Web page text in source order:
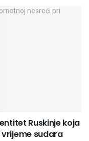
Ruskinje koja
sudara